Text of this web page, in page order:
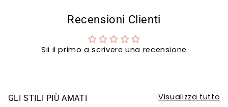
Recensioni Clienti
Sii il primo a scrivere una recensione
GLI STILI PIÙ AMATI Visualizza tutto